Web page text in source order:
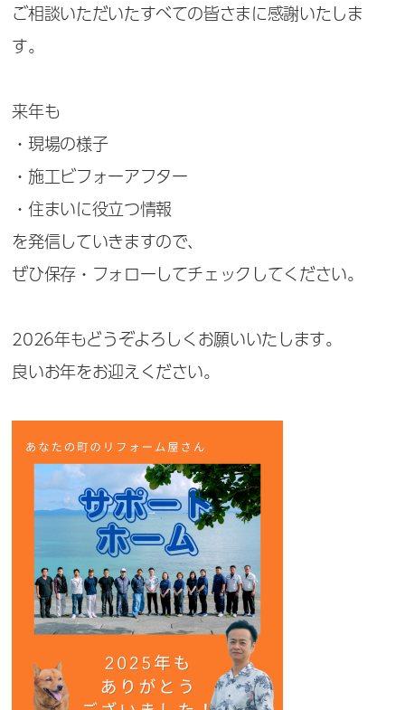
ご相談いただいたすべての皆さまに感謝いたしま
す。
来年も
・現場の様子
・施工ビフォーアフター
・住まいに役立つ情報
を発信していきますので、
ぜひ保存・フォローしてチェックしてください。
2026年もどうぞよろしくお願いいたします。
良いお年をお迎えください。